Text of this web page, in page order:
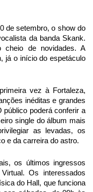
de setembro, o show do
da banda Skank.
cheio de novidades. A
já o início do espetáculo
vez à Fortaleza,
inéditas e grandes
poderá conferir a
single do álbum mais
as levadas, os
e da carreira do astro.
os últimos ingressos
Os interessados
do Hall, que funciona